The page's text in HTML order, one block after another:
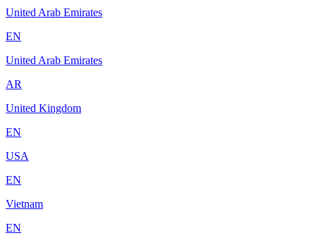
United Arab Emirates
EN
United Arab Emirates
AR
United Kingdom
EN
USA
EN
Vietnam
EN